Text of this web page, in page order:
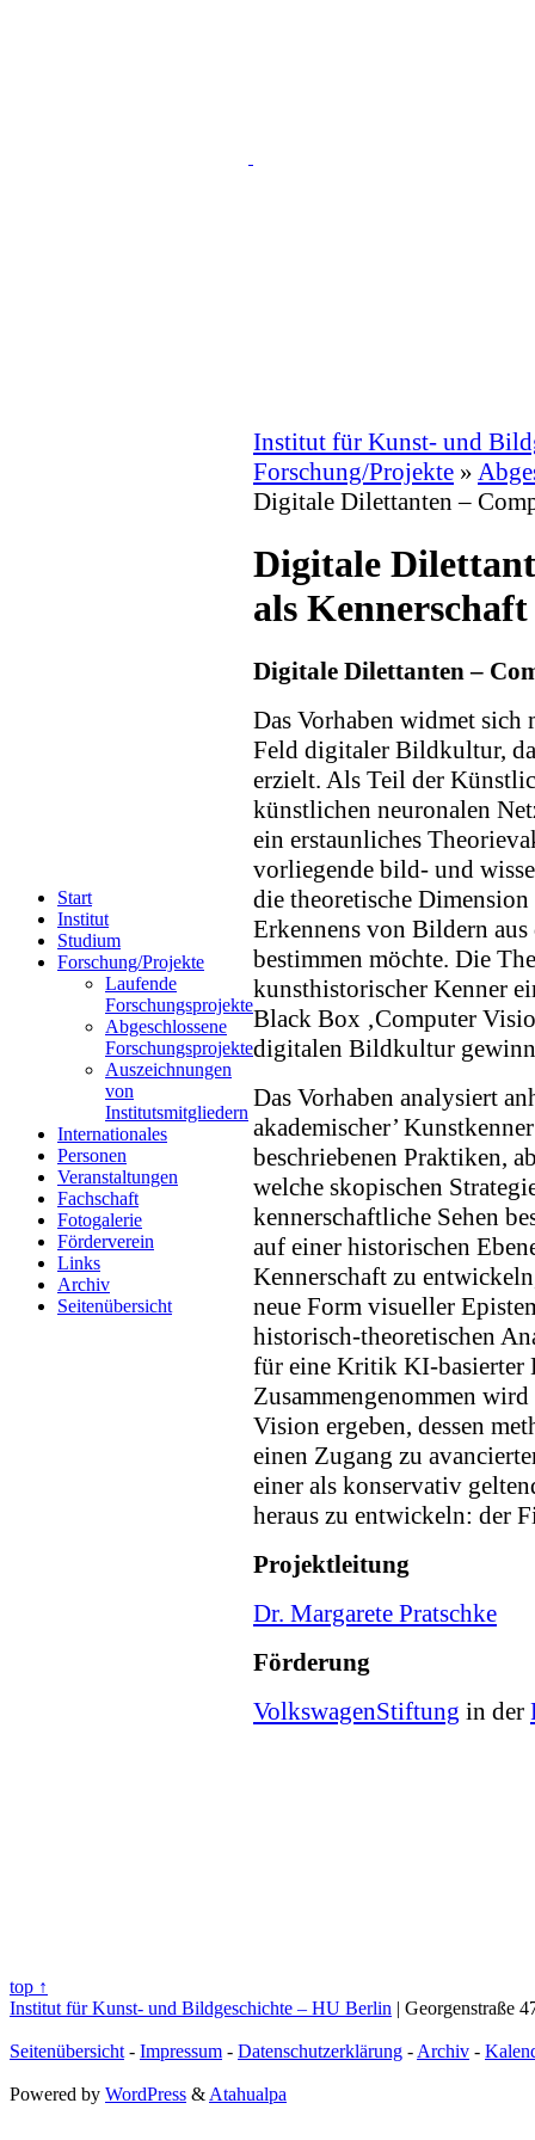
Start
Institut
Studium
Forschung/Projekte
Laufende
Forschungsprojekte
Abgeschlossene
Forschungsprojekte
Auszeichnungen
von
Institutsmitgliedern
Internationales
Personen
Veranstaltungen
Fachschaft
Fotogalerie
Förderverein
Links
Archiv
Seitenübersicht
Institut für Kunst- und
Forschung/Projekte »
Digitale Dilettanten –
Digitale
als Kennerschaft
Digitale Dilettanten –
Das Vorhaben widmet
Feld digitaler Bildkultur,
erzielt. Als Teil der
künstlichen neuronalen
ein erstaunliches
vorliegende bild- und
die theoretische
Erkennens von Bildern
bestimmen möchte. Die
kunsthistorischer Kenner
Black Box ‚Computer
digitalen Bildkultur
Das Vorhaben analysiert
akademischer’
beschriebenen Praktiken,
welche skopischen
kennerschaftliche Sehen
auf einer historischen
Kennerschaft zu
neue Form visueller
historisch-theoretischen
für eine Kritik KI-basierter
Zusammengenommen
Vision ergeben, dessen
einen Zugang zu
einer als konservativ
heraus zu entwickeln: der
Projektleitung
Dr. Margarete Pratschke
Förderung
VolkswagenStiftung in der
top ↑
Institut für Kunst- und Bildgeschichte – HU Berlin | Georgenstraße
Seitenübersicht - Impressum - Datenschutzerklärung - Archiv -
Powered by WordPress & Atahualpa